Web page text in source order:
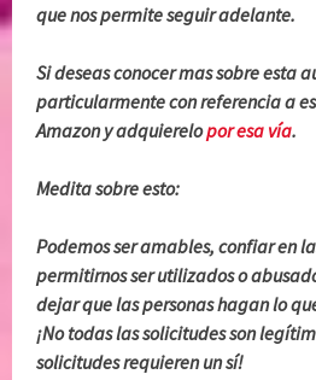
que nos permite seguir adelante.
Si deseas conocer mas sobre esta
particularmente con referencia a
Amazon y adquierelopor esa vía.
Medita sobre esto:
Podemos ser amables, confiar en
permitirnos ser utilizados o
dejar que las personas hagan lo
¡No todas las solicitudes son
solicitudes requieren un sí!